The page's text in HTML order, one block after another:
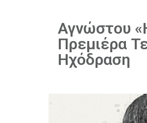
Αγνώστου
Πρεμιέρα
Ηχόδραση